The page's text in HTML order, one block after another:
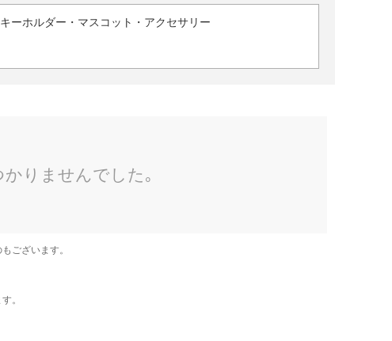
キーホルダー・マスコット・アクセサリー